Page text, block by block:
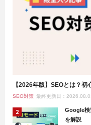
【2026年版】SEOとは？
SEO対策 最終更新日：
Google検
を解説